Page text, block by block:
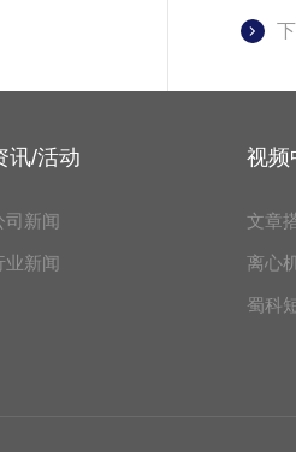
讯/活动
司新闻
业新闻
视频
文章
离心
蜀科